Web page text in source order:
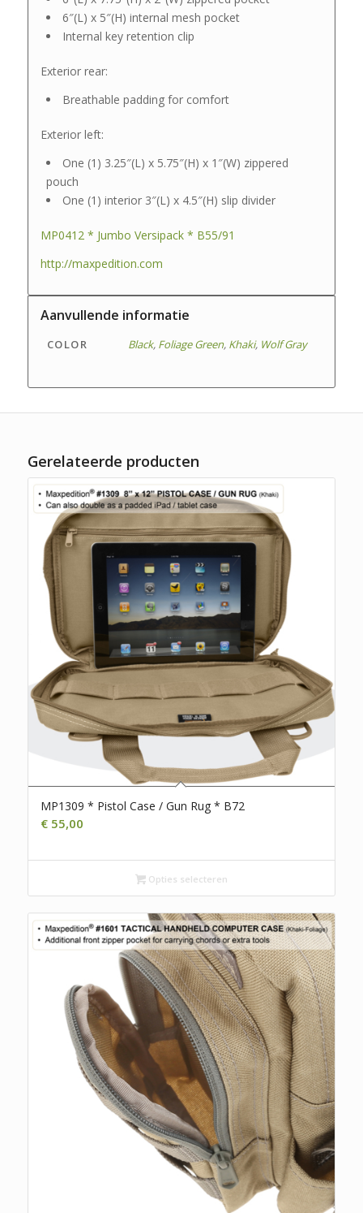
6″(L) x 5″(H) internal mesh pocket
Internal key retention clip
Exterior rear:
Breathable padding for comfort
Exterior left:
One (1) 3.25″(L) x 5.75″(H) x 1″(W) zippered
pouch
One (1) interior 3″(L) x 4.5″(H) slip divider
MP0412 * Jumbo Versipack * B55/91
http://maxpedition.com
Aanvullende informatie
COLOR Black, Foliage Green, Khaki, Wolf Gray
Gerelateerde producten
MP1309 * Pistol Case / Gun Rug * B72
€55,00
Opties selecteren